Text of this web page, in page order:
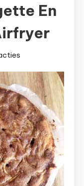
En
met
courgette
en
citroen
uit
de
Airfryer